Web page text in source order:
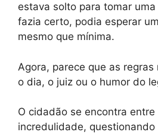
estava solto para tomar uma
fazia certo, podia esperar
mesmo que mínima.
Agora, parece que as
o dia, o juiz ou o humor do
O cidadão se encontra entre
incredulidade, questionando